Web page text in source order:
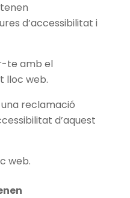
d’accessibilitat i
te amb el
lloc web.
reclamació
d’aquest
web.